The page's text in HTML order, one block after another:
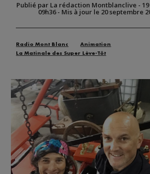
Publié par La rédaction Montblanclive -
09h36- Mis à jour le 20 septembre
Radio Mont Blanc
Animation
La Matinale des Super Lève-Tôt